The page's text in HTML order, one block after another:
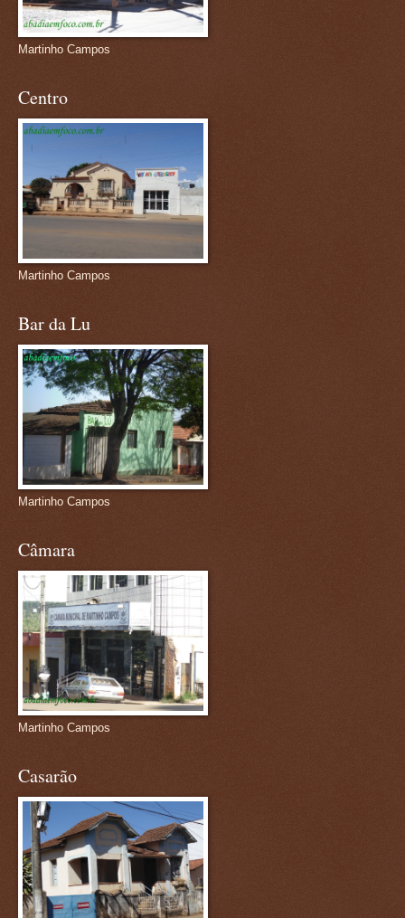
Martinho Campos
Centro
Martinho Campos
Bar da Lu
Martinho Campos
Câmara
Martinho Campos
Casarão